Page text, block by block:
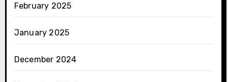
February 2025
January 2025
December 2024